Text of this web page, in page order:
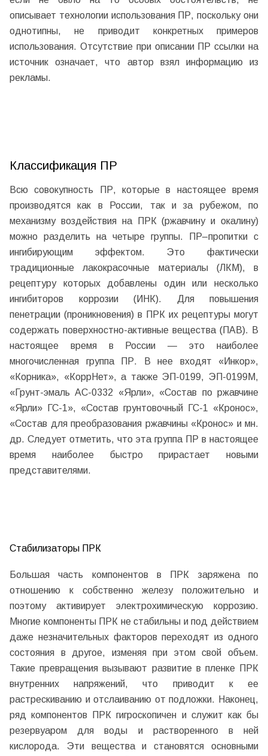
описывает технологии использования ПР, поскольку они
однотипны, не приводит конкретных примеров
использования. Отсутствие при описании ПР ссылки на
источник означает, что автор взял информацию из
рекламы.
Классификация ПР
Всю совокупность ПР, которые в настоящее время
производятся как в России, так и за рубежом, по
механизму воздействия на ПРК (ржавчину и окалину)
можно разделить на четыре группы. ПР–пропитки с
ингибирующим эффектом. Это фактически
традиционные лакокрасочные материалы (ЛКМ), в
рецептуру которых добавлены один или несколько
ингибиторов коррозии (ИНК). Для повышения
пенетрации (проникновения) в ПРК их рецептуры могут
содержать поверхностно-активные вещества (ПАВ). В
настоящее время в России — это наиболее
многочисленная группа ПР. В нее входят «Инкор»,
«Корника», «КоррНет», а также ЭП-0199, ЭП-0199М,
«Грунт-эмаль АС-0332 «Ярли», «Состав по ржавчине
«Ярли» ГС-1», «Состав грунтовочный ГС-1 «Кронос»,
«Состав для преобразования ржавчины «Кронос» и мн.
др. Следует отметить, что эта группа ПР в настоящее
время наиболее быстро прирастает новыми
представителями.
Стабилизаторы ПРК
Большая часть компонентов в ПРК заряжена по
отношению к собственно железу положительно и
поэтому активирует электрохимическую коррозию.
Многие компоненты ПРК не стабильны и под действием
даже незначительных факторов переходят из одного
состояния в другое, изменяя при этом свой объем.
Такие превращения вызывают развитие в пленке ПРК
внутренних напряжений, что приводит к ее
растрескиванию и отслаиванию от подложки. Наконец,
ряд компонентов ПРК гигроскопичен и служит как бы
резервуаром для воды и растворенного в ней
кислорода. Эти вещества и становятся основными